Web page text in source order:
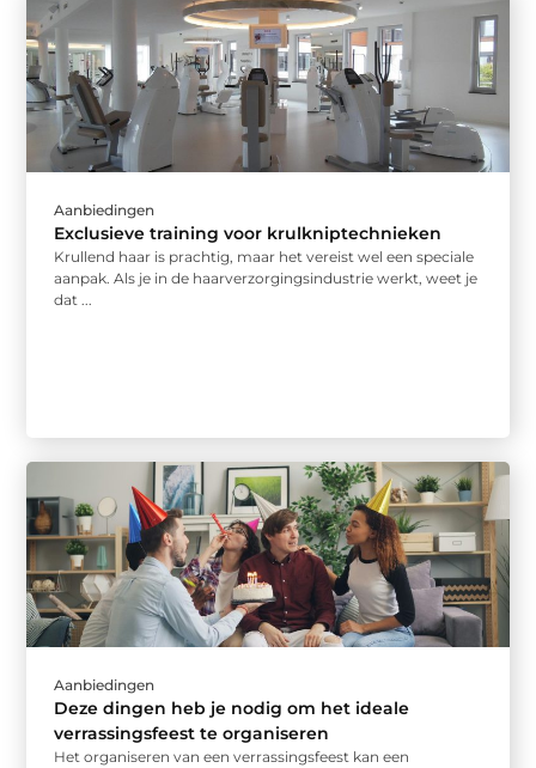
Aanbiedingen
Exclusieve training voor krulkniptechnieken
Krullend haar is prachtig, maar het vereist wel een speciale
aanpak. Als je in de haarverzorgingsindustrie werkt, weet je
dat ...
Aanbiedingen
Deze dingen heb je nodig om het ideale
verrassingsfeest te organiseren
Het organiseren van een verrassingsfeest kan een